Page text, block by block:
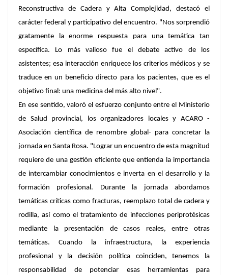
Reconstructiva de Cadera y Alta Complejidad, destacó el
carácter federal y participativo del encuentro. "Nos sorprendió
gratamente la enorme respuesta para una temática tan
específica. Lo más valioso fue el debate activo de los
asistentes; esa interacción enriquece los criterios médicos y se
traduce en un beneficio directo para los pacientes, que es el
objetivo final: una medicina del más alto nivel".
En ese sentido, valoró el esfuerzo conjunto entre el Ministerio
de Salud provincial, los organizadores locales y ACARO -
Asociación científica de renombre global- para concretar la
jornada en Santa Rosa. "Lograr un encuentro de esta magnitud
requiere de una gestión eficiente que entienda la importancia
de intercambiar conocimientos e inverta en el desarrollo y la
formación profesional. Durante la jornada abordamos
temáticas críticas como fracturas, reemplazo total de cadera y
rodilla, así como el tratamiento de infecciones periprotésicas
mediante la presentación de casos reales, entre otras
temáticas. Cuando la infraestructura, la experiencia
profesional y la decisión política coinciden, tenemos la
responsabilidad de potenciar esas herramientas para